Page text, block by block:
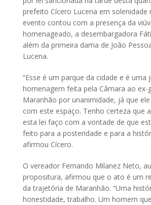
prefeito Cícero Lucena em solenidade
evento contou com a presença da
homenageado, a desembargadora
além da primeira dama de João
Lucena.
“Esse é um parque da cidade e é uma
homenagem feita pela Câmara ao ex-
Maranhão por unanimidade, já que
com este espaço. Tenho certeza que
esta lei faço com a vontade de que
feito para a posteridade e para a
afirmou Cícero.
O vereador Fernando Milanez Neto,
propositura, afirmou que o ato é um
da trajetória de Maranhão. “Uma
honestidade, trabalho. Um homem